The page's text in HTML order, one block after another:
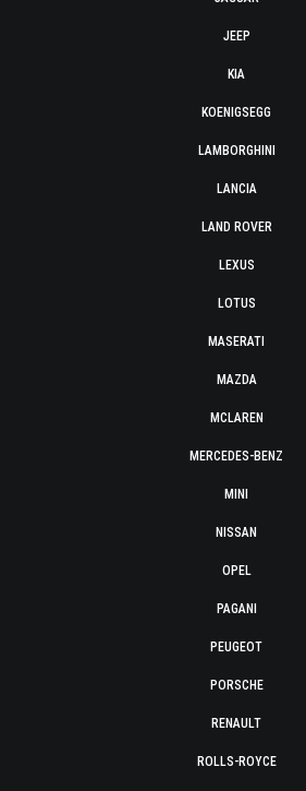
JEEP
KIA
KOENIGSEGG
LAMBORGHINI
LANCIA
LAND ROVER
LEXUS
LOTUS
MASERATI
MAZDA
MCLAREN
MERCEDES-BENZ
MINI
NISSAN
OPEL
PAGANI
PEUGEOT
PORSCHE
RENAULT
ROLLS-ROYCE